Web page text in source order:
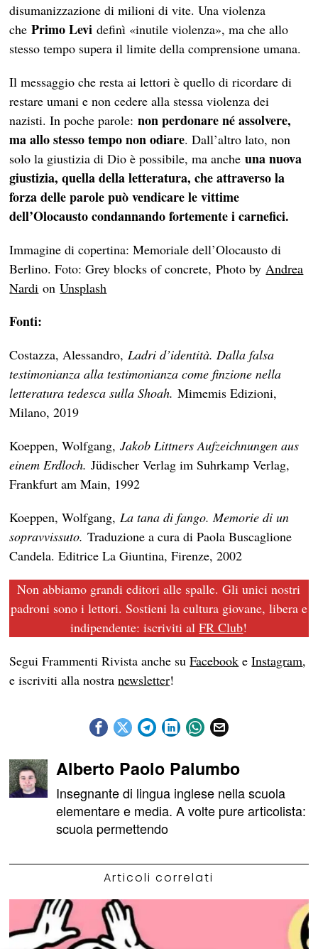
disumanizzazione di milioni di vite. Una violenza
chePrimo Levi definì «inutile violenza», ma che allo
stesso tempo supera il limite della comprensione umana.
Il messaggio che resta ai lettori è quello di ricordare di
restare umani e non cedere alla stessa violenza dei
nazisti. In poche parole:non perdonare né assolvere,
ma allo stesso tempo non odiare. Dall’altro lato, non
solo la giustizia di Dio è possibile, ma ancheuna nuova
giustizia, quella della letteratura, che attraverso la
forza delle parole può vendicare le vittime
dell’Olocausto condannando fortemente i carnefici.
Immagine di copertina: Memoriale dell’Olocausto di
Berlino. Foto: Grey blocks of concrete, Photo byAndrea
Nardi onUnsplash
Fonti:
Costazza, Alessandro,Ladri d’identità. Dalla falsa
testimonianza alla testimonianza come finzione nella
letteratura tedesca sulla Shoah.Mimemis Edizioni,
Milano, 2019
Koeppen, Wolfgang,Jakob Littners Aufzeichnungen aus
einem Erdloch.Jüdischer Verlag im Suhrkamp Verlag,
Frankfurt am Main, 1992
Koeppen, Wolfgang,La tana di fango. Memorie di un
sopravvissuto. Traduzione a cura di Paola Buscaglione
Candela. Editrice La Giuntina, Firenze, 2002
Non abbiamo grandi editori alle spalle. Gli unici nostri
padroni sono i lettori. Sostieni la cultura giovane, libera e
indipendente: iscriviti alFR Club!
Segui Frammenti Rivista anche suFacebook eInstagram,
e iscriviti alla nostranewsletter!
Alberto Paolo Palumbo
Insegnante di lingua inglese nella scuola
elementare e media. A volte pure articolista:
scuola permettendo
Articoli correlati